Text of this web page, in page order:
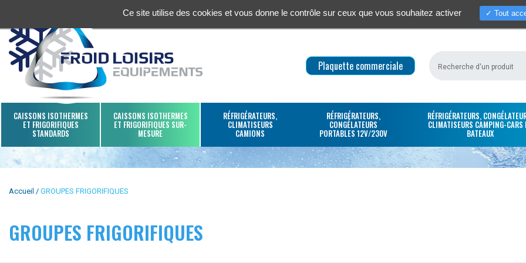
Qui sommes-nous ? Actualités /
Plaquette commerciale
CAISSONS ISOTHERMES
ET FRIGORIFIQUES
STANDARDS
CAISSONS ISOTHERMES
ET FRIGORIFIQUES SUR-
MESURE
RÉFRIGÉRATEURS,
CLIMATISEURS
CAMIONS
RÉFRIGÉRATEURS,
CONGÉLATEURS
PORTABLES 12V/230V
RÉFRIGÉRATEURS,
CLIMATISEURS CAMPING-CARS
BATEAUX
Accueil GROUPES FRIGORIFIQUES
GROUPES FRIGORIFIQUES
Ce site utilise des cookies et vous donne le contrôle sur ceux que vous souhaitez activer Tout